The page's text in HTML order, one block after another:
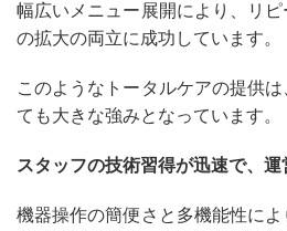
幅広いメニュー展開により、リ
の拡大の両立に成功しています。
このようなトータルケアの提供
ても大きな強みとなっています。
スタッフの技術習得が迅速で、運
機器操作の簡便さと多機能性に